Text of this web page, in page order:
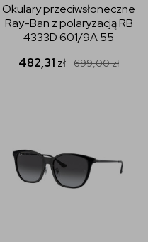
Okulary przeciwsłoneczne
Ray-Ban z polaryzacją RB
4333D 601/9A 55
482,31 zł 699,00zł